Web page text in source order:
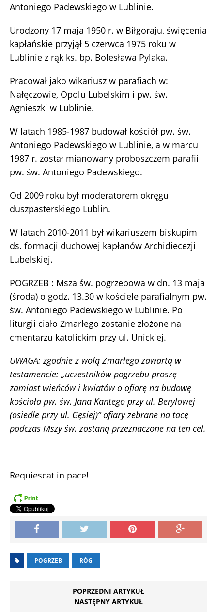
Antoniego Padewskiego w Lublinie.
Urodzony 17 maja 1950 r. w Biłgoraju, święcenia
kapłańskie przyjął 5 czerwca 1975 roku w
Lublinie z rąk ks. bp. Bolesława Pylaka.
Pracował jako wikariusz w parafiach w:
Nałęczowie, Opolu Lubelskim i pw. św.
Agnieszki w Lublinie.
W latach 1985-1987 budował kościół pw. św.
Antoniego Padewskiego w Lublinie, a w marcu
1987 r. został mianowany proboszczem parafii
pw. św. Antoniego Padewskiego.
Od 2009 roku był moderatorem okręgu
duszpasterskiego Lublin.
W latach 2010-2011 był wikariuszem biskupim
ds. formacji duchowej kapłanów Archidiecezji
Lubelskiej.
POGRZEB : Msza św. pogrzebowa w dn. 13 maja
(środa) o godz. 13.30 w kościele parafialnym pw.
św. Antoniego Padewskiego w Lublinie. Po
liturgii ciało Zmarłego zostanie złożone na
cmentarzu katolickim przy ul. Unickiej.
UWAGA: zgodnie z wolą Zmarłego zawartą w
testamencie: „uczestników pogrzebu proszę
zamiast wieńców i kwiatów o ofiarę na budowę
kościoła pw. św. Jana Kantego przy ul. Berylowej
(osiedle przy ul. Gęsiej)”ofiaryzebrane na tacę
podczas Mszy św. zostaną przeznaczone na ten cel.
Requiescat in pace!
POGRZEB RÓG
POPRZEDNI ARTYKUŁ
NASTĘPNY ARTYKUŁ